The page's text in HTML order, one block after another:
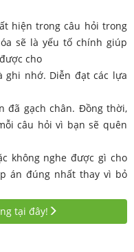
hiện trong câu hỏi trong
sẽ là yếu tố chính giúp
cho
ghi nhớ. Diễn đạt các lựa
đã gạch chân. Đồng thời,
câu hỏi vì bạn sẽ quên
không nghe được gì cho
án đúng nhất thay vì bỏ
tại đây!